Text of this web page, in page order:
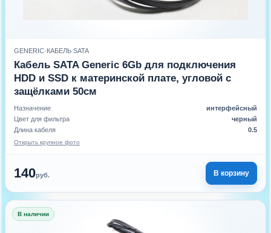
GENERIC·КАБЕЛЬ SATA
Кабель SATA Generic 6Gb для подключения
HDD и SSD к материнской плате, угловой с
защёлками 50см
Назначение
интерфейсный
Цвет для фильтра
черный
Длина кабеля
0.5
Открыть крупное фото
140руб. В корзину
В наличии